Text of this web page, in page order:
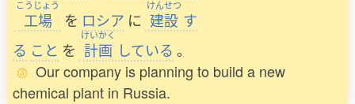
こうじょう
工場 を ロシア に
けんせつ
建設 す
る こと を
けいかく
計画 している 。
Our company is planning to build a new
chemical plant in Russia.